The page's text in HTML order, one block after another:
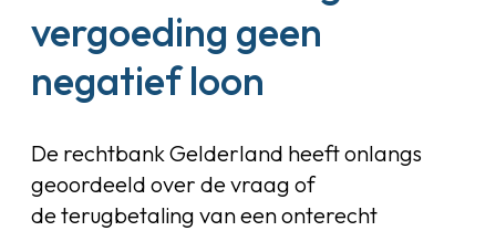
vergoeding geen
negatief loon
De rechtbank Gelderland heeft onlangs
geoordeeld over de vraag of
de terugbetaling van een onterecht